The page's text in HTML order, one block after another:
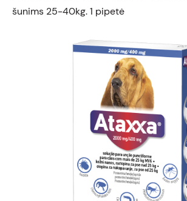
šunims 25-40kg. 1 pipetė